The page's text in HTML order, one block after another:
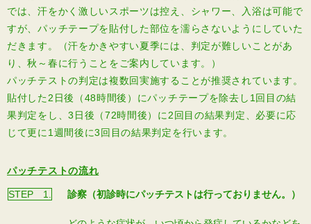
では、汗をかく激しいスポーツは控え、シャワー、入浴は可能で
すが、パッチテープを貼付した部位を濡らさないようにしていた
だきます。（汗をかきやすい夏季には、判定が難しいことがあ
り、秋～春に行うことをご案内しています。）
パッチテストの判定は複数回実施することが推奨されています。
貼付した2日後（48時間後）にパッチテープを除去し1回目の結
果判定をし、3日後（72時間後）に2回目の結果判定、必要に応
じて更に1週間後に3回目の結果判定を行います。
パッチテストの流れ
STEP 1. 診察（初診時にパッチテストは行っておりません。）